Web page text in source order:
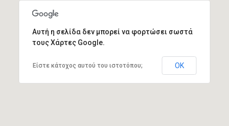
Λεωφ. Κηφισίας 34, Αμπελόκηποι
Αυτή η σελίδα δεν μπορεί να φορτώσει σωστά
τους Χάρτες Google.
Είστε κάτοχος αυτού του ιστοτόπου; ΟΚ